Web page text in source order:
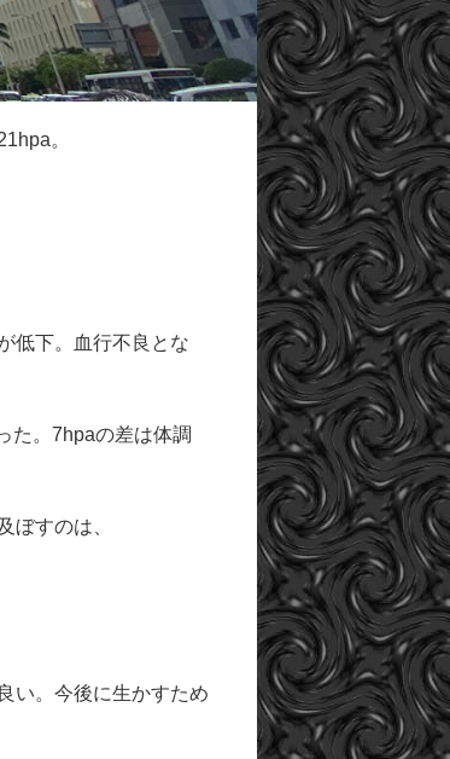
。
低下。血行不良とな
た。7hpaの差は体調
ぼすのは、
い。今後に生かすため